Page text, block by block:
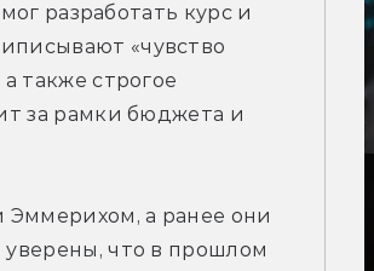
разработать курс и
«чувство
также строгое
за рамки бюджета и
Эммерихом, а ранее они
что в прошлом